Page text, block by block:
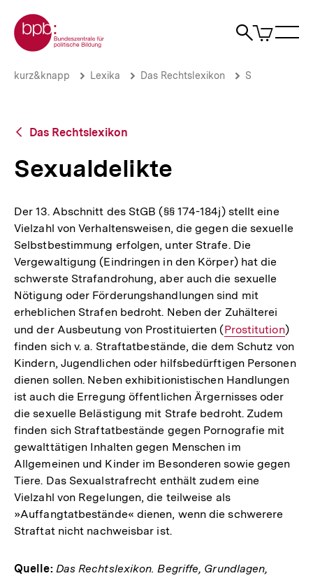
zum
Seiteninhalt
springen
Zur Startseite der bpb
Suche
Artikel
im
Sexualdelikte
Brotkrümelnavigation
Pfadnavigation
kurz&knapp Lexika Das Rechtslexikon S
Zurück
Übersicht
Das Rechtslexikon
Sexualdelikte
Der 13. Abschnitt des StGB (§§ 174-184j) stellt eine
Vielzahl von Verhaltensweisen, die gegen die sexuelle
Selbstbestimmung erfolgen, unter Strafe. Die
Vergewaltigung (Eindringen in den Körper) hat die
schwerste Strafandrohung, aber auch die sexuelle
Nötigung oder Förderungshandlungen sind mit
erheblichen Strafen bedroht. Neben der Zuhälterei
und der Ausbeutung von Prostituierten (Interner
Link:
Prostitution)
finden sich v. a. Straftatbestände, die dem Schutz von
Kindern, Jugendlichen oder hilfsbedürftigen Personen
dienen sollen. Neben exhibitionistischen Handlungen
ist auch die Erregung öffentlichen Ärgernisses oder
die sexuelle Belästigung mit Strafe bedroht. Zudem
finden sich Straftatbestände gegen Pornografie mit
gewalttätigen Inhalten gegen Menschen im
Allgemeinen und Kinder im Besonderen sowie gegen
Tiere. Das Sexualstrafrecht enthält zudem eine
Vielzahl von Regelungen, die teilweise als
»Auffangtatbestände« dienen, wenn die schwerere
Straftat nicht nachweisbar ist.
Quelle: Das Rechtslexikon. Begriffe, Grundlagen,